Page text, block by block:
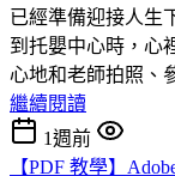
已經準備迎接人生
到托嬰中心時，心
心地和老師拍照、
繼續閱讀
1週前
【PDF 教學】